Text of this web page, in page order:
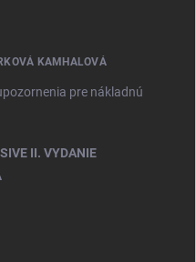
KAMHALOVÁ
pre nákladnú
II. VYDANIE